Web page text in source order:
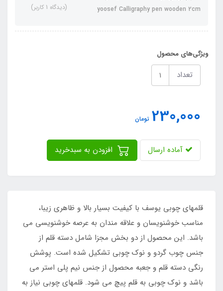
yoosef Calligraphy pen wooden 2cm (دیدگاه 1 کاربر)
ویژگی‌های محصول
تعداد
230,000 تومان
آماده ارسال
قلمهای چوبی یوسف با کیفیت بسیار بالا و ظاهری زیبا،
مناسب خوشنویسان و علاقه مندان به عرصه خوشنویسی می
باشد. این محصول از دو بخش مجزا شامل دسته قلم از
جنس چوب گردو و نوک چوبی تشکیل شده است. پوشش
رنگی دسته قلم و جعبه محصول از جنس نیم پلی استر می
باشد و نوک چوبی به قلم پیچ می شود. قلمهای چوبی نیاز به